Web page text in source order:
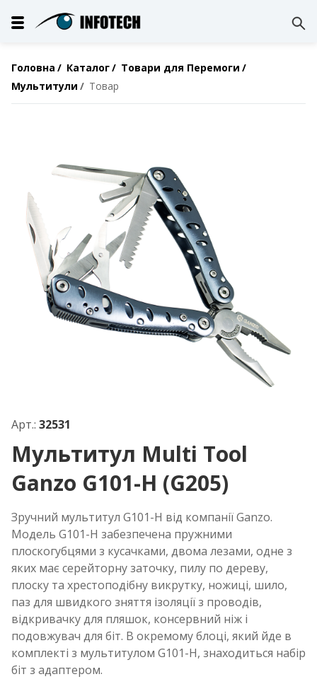
Головна Каталог
Товари для Перемоги
Мультитули
Товар
Арт.: 32531
Мультитул Multi Tool
Ganzo G101-H (G205)
Зручний мультитул G101-H від компанії Ganzo.
Модель G101-H забезпечена пружними
плоскогубцями з кусачками, двома лезами, одне з
яких має серейторну заточку, пилу по дереву,
плоску та хрестоподібну викрутку, ножиці, шило,
паз для швидкого зняття ізоляції з проводів,
відкривачку для пляшок, консервний ніж і
подовжувач для біт. В окремому блоці, який йде в
комплекті з мультитулом G101-H, знаходиться набір
біт з адаптером.